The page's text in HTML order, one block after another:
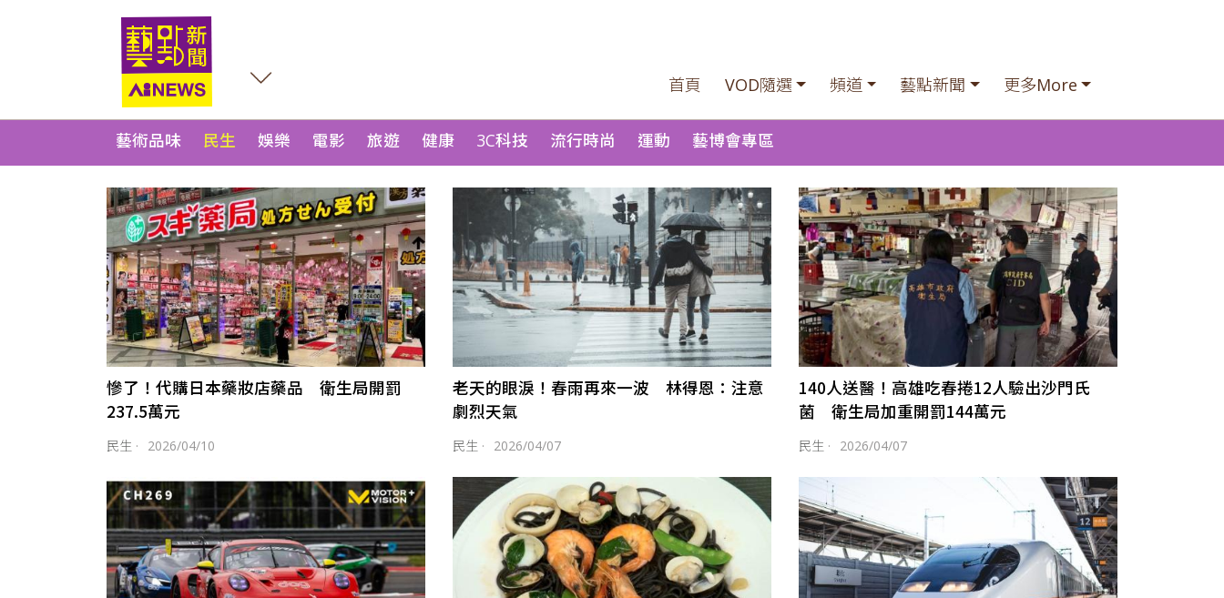
首頁 VOD隨選 頻道 藝點新聞 更多More
藝術品味 民生 娛樂 電影 旅遊 健康 3C科技 流行時尚 運動 藝博會專區
慘了！代購日本藥妝店藥品 衛生局開罰
237.5萬元
民生 · 2026/04/10
老天的眼淚！春雨再來一波 林得恩：注意
劇烈天氣
民生 · 2026/04/07
140人送醫！高雄吃春捲12人驗出沙門氏
菌 衛生局加重開罰144萬元
民生 · 2026/04/07